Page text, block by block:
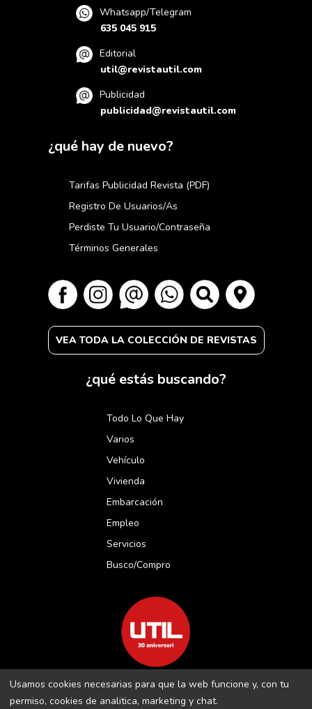
Usamos cookies necesarias para que la web funcione y, con tu
permiso, cookies de analitica, marketing y chat.
Whatsapp/Telegram
635 045 915
Editorial
util@revistautil.com
Publicidad
publicidad@revistautil.com
¿qué hay de nuevo?
Tarifas Publicidad Revista (PDF)
Registro De Usuarios/as
Perdiste Tu Usuario/contraseña
Términos Generales
VEA TODA LA COLECCIÓN DE REVISTAS
¿qué estás buscando?
Todo Lo Que Hay
Varios
Vehículo
Vivienda
Embarcación
Empleo
Servicios
Busco/compro
REVISTA UTIL MENORCA S.L C/ BORJA MOLL, 18 · 07703 MAÓ-